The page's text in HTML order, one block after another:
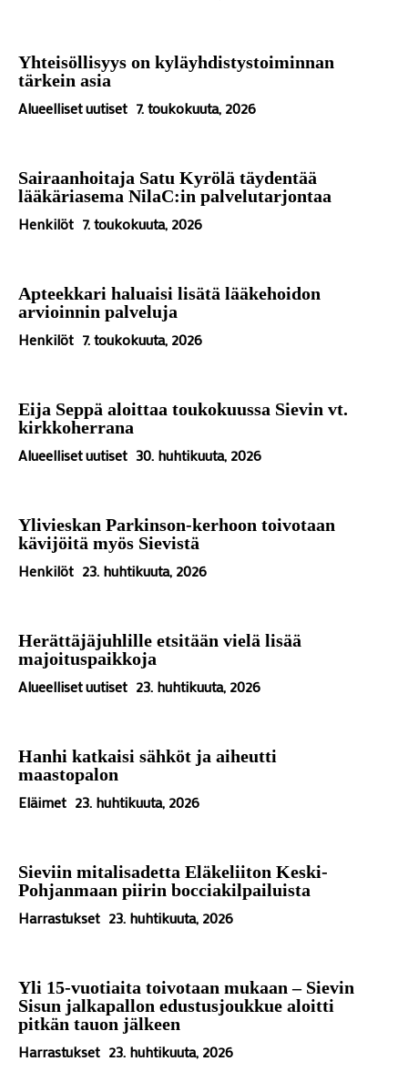
Yhteisöllisyys on kyläyhdistystoiminnan
tärkein asia
Alueelliset uutiset 7. toukokuuta, 2026
Sairaanhoitaja Satu Kyrölä täydentää
lääkäriasema NilaC:in palvelutarjontaa
Henkilöt 7. toukokuuta, 2026
Apteekkari haluaisi lisätä lääkehoidon
arvioinnin palveluja
Henkilöt 7. toukokuuta, 2026
Eija Seppä aloittaa toukokuussa Sievin vt.
kirkkoherrana
Alueelliset uutiset 30. huhtikuuta, 2026
Ylivieskan Parkinson-kerhoon toivotaan
kävijöitä myös Sievistä
Henkilöt 23. huhtikuuta, 2026
Herättäjäjuhlille etsitään vielä lisää
majoituspaikkoja
Alueelliset uutiset 23. huhtikuuta, 2026
Hanhi katkaisi sähköt ja aiheutti
maastopalon
Eläimet 23. huhtikuuta, 2026
Sieviin mitalisadetta Eläkeliiton Keski-
Pohjanmaan piirin bocciakilpailuista
Harrastukset 23. huhtikuuta, 2026
Yli 15-vuotiaita toivotaan mukaan – Sievin
Sisun jalkapallon edustusjoukkue aloitti
pitkän tauon jälkeen
Harrastukset 23. huhtikuuta, 2026